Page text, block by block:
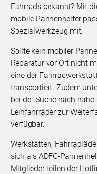
Fahrrads bekannt? Mit
mobile Pannenhelfer
Spezialwerkzeug mit.
Sollte kein mobiler
Reparatur vor Ort nicht
eine der
transportiert. Zudem
bei der Suche nach
Leihfahrräder zur
verfügbar.
Werkstätten,
sich als ADFC-
Mitglieder teilen der